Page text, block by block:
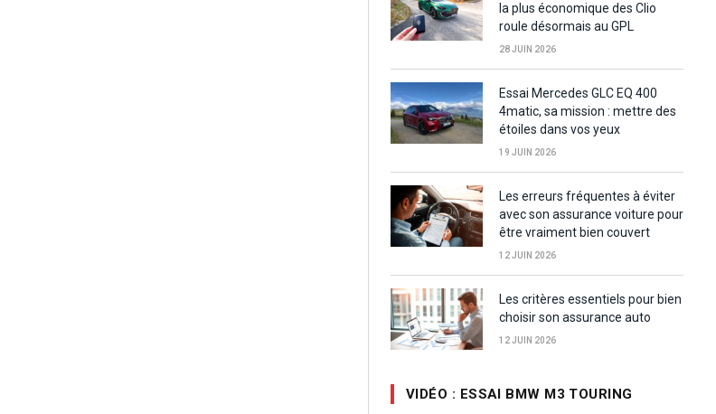
la plus économique des Clio
roule désormais au GPL
28 JUIN 2026
Essai Mercedes GLC EQ 400
4matic, sa mission : mettre des
étoiles dans vos yeux
19 JUIN 2026
Les erreurs fréquentes à éviter
avec son assurance voiture pour
être vraiment bien couvert
12 JUIN 2026
Les critères essentiels pour bien
choisir son assurance auto
12 JUIN 2026
VIDÉO : ESSAI BMW M3 TOURING